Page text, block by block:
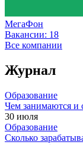
МегаФон
Вакансии: 18
Все компании
Журнал
Образование
Чем занимаются и
30 июля
Образование
Сколько